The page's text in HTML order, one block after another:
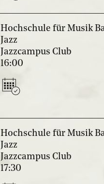
Hochschule für Musik
Jazz
Jazzcampus Club
16:00
Hochschule für Musik
Jazz
Jazzcampus Club
17:30